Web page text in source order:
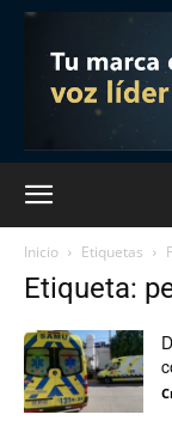
Inicio Etiquetas
Etiqueta: